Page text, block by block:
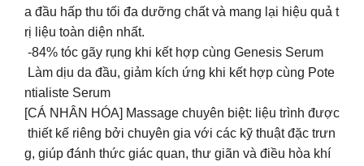
a đầu hấp thu tối đa dưỡng chất và mang lại hiệu quả t
rị liệu toàn diện nhất.
-84% tóc gãy rụng khi kết hợp cùng Genesis Serum
Làm dịu da đầu, giảm kích ứng khi kết hợp cùng Pote
ntialiste Serum
[CÁ NHÂN HÓA] Massage chuyên biệt: liệu trình được
thiết kế riêng bởi chuyên gia với các kỹ thuật đặc trưn
g, giúp đánh thức giác quan, thư giãn và điều hòa khí